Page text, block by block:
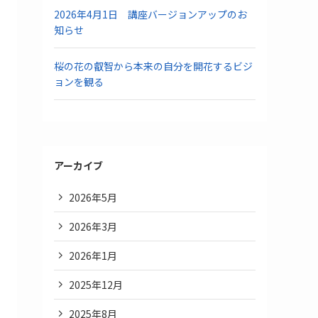
2026年4月1日 講座バージョンアップのお
知らせ
桜の花の叡智から本来の自分を開花するビジ
ョンを観る
アーカイブ
2026年5月
2026年3月
2026年1月
2025年12月
2025年8月